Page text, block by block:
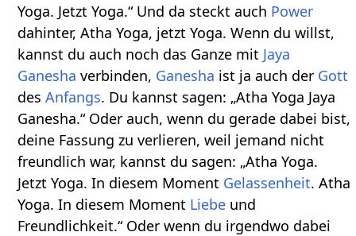
Yoga. Jetzt Yoga.“ Und da steckt auch Power
dahinter, Atha Yoga, jetzt Yoga. Wenn du willst,
kannst du auch noch das Ganze mit Jaya
Ganesha verbinden, Ganesha ist ja auch der Gott
desAnfangs. Du kannst sagen: „Atha Yoga Jaya
Ganesha.“ Oder auch, wenn du gerade dabei bist,
deine Fassung zu verlieren, weil jemand nicht
freundlich war, kannst du sagen: „Atha Yoga.
Jetzt Yoga. In diesem Moment Gelassenheit. Atha
Yoga. In diesem Moment Liebe und
Freundlichkeit.“ Oder wenn du irgendwo dabei